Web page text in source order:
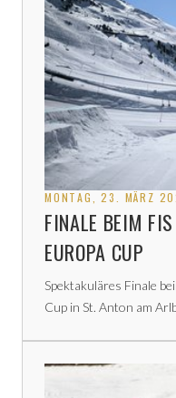
MONTAG, 23. MÄRZ
FINALE BEIM
EUROPA CUP
Spektakuläres Finale
Cup in St. Anton am